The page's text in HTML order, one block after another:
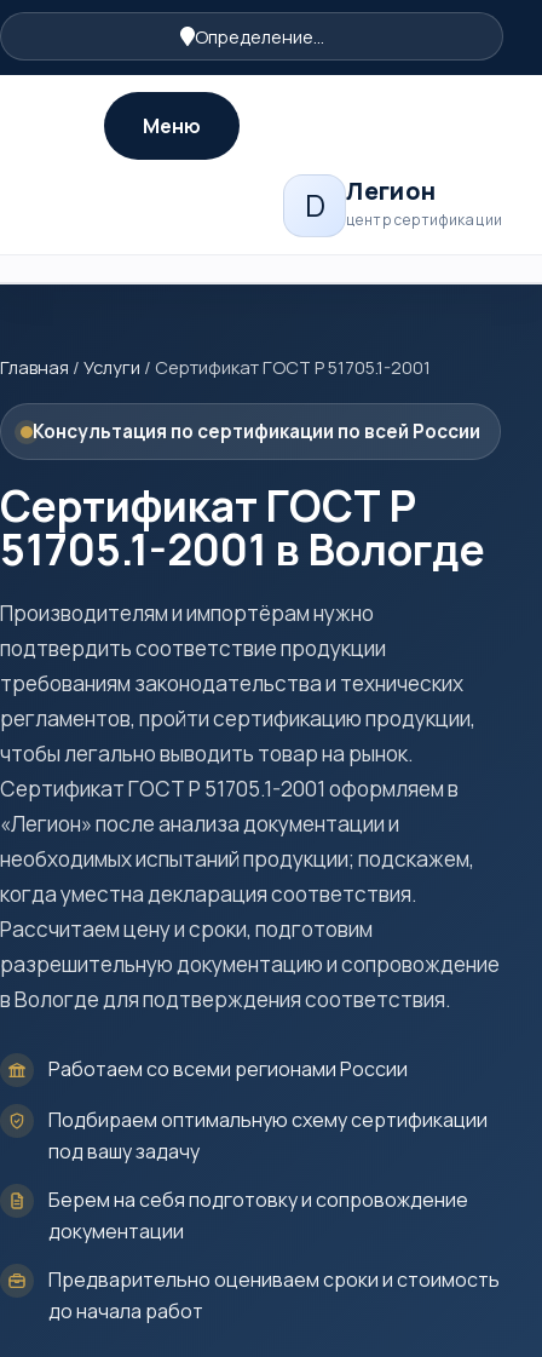
Определение...
D Легион
центр сертификации
Меню
Главная / Услуги / Сертификат ГОСТ Р 51705.1-2001
Консультация по сертификации по всей России
Сертификат ГОСТ Р
51705.1-2001 в Вологде
Производителям и импортёрам нужно
подтвердить соответствие продукции
требованиям законодательства и технических
регламентов, пройти сертификацию продукции,
чтобы легально выводить товар на рынок.
Сертификат ГОСТ Р 51705.1-2001 оформляем в
«Легион» после анализа документации и
необходимых испытаний продукции; подскажем,
когда уместна декларация соответствия.
Рассчитаем цену и сроки, подготовим
разрешительную документацию и сопровождение
в Вологде для подтверждения соответствия.
Работаем со всеми регионами России
Подбираем оптимальную схему сертификации
под вашу задачу
Берем на себя подготовку и сопровождение
документации
Предварительно оцениваем сроки и стоимость
до начала работ